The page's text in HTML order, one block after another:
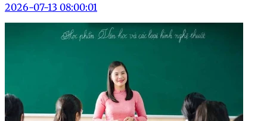
2026-07-13 08:00:01